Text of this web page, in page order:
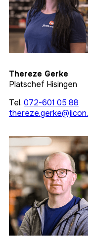
Thereze Gerke
Platschef Hisingen
Tel. 072-601 05 88